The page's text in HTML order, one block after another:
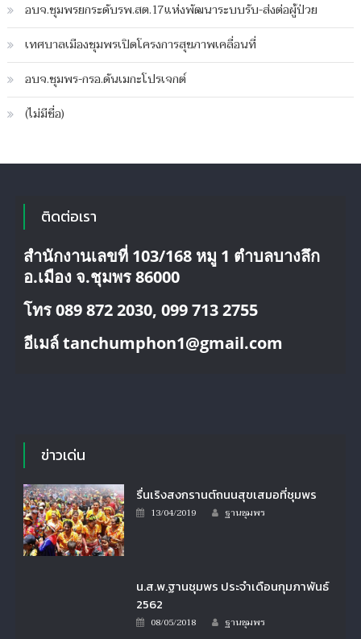
จัดการ
อบจ.ชุมพรยกระดับรพ.สต.17แห่งพัฒนาระบบรับ-ส่งต่อผู้ป่วย
เทศบาลเมืองชุมพรเปิดโครงการสุขภาพเคลื่อนที่
อบจ.ชุมพร-กรอ.ดันเมกะโปรเจกต์
(ไม่มีชื่อ)
ติดต่อเรา
สำนักงานเลขที่ 103/168 หมู 1 ตำบลบางลึก
อ.เมือง จ.ชุมพร 86000
โทร 089 872 2030, 099 713 2755
อีเมล์ tanchumphon1@gmail.com
ข่าวเด่น
รื่นเริงสงกรานต์ถนนสุขเสมอที่ชุมพร
Posted
13/04/2019 Author
ฐานชุมพร
น.ส.พ.ฐานชุมพร ประจำเดือนกุมภาพันธ์
2562
Posted
08/05/2018 Author
ฐานชุมพร